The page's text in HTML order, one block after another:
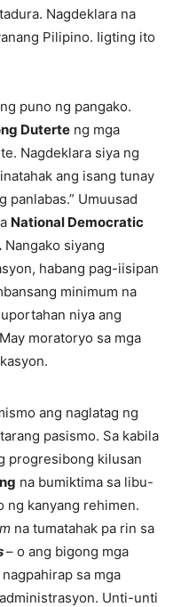
Nagdeklara na
Pilipino. Iigting ito
puno ng pangako.
Duterte ng mga
Nagdeklara siya ng
ang isang tunay
panlabas.” Umuusad
National Democratic
Nangako siyang
habang pag-iisipan
minimum na
niya ang
moratoryo sa mga
ang naglatag ng
pasismo. Sa kabila
progresibong kilusan
na bumiktima sa libu-
ng kanyang rehimen.
na tumatahak pa rin sa
– o ang bigong mga
sa mga
Unti-unti